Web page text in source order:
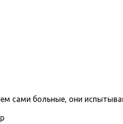
сами больные, они